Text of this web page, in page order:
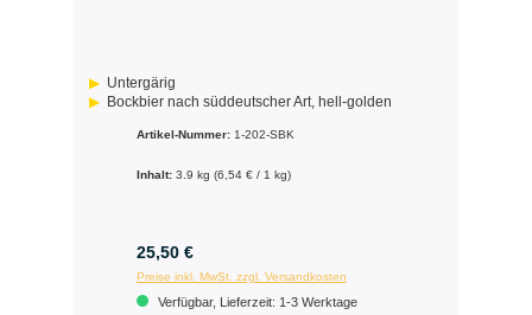
Untergärig
Bockbier nach süddeutscher Art, hell-golden
Artikel-Nummer: 1-202-SBK
Inhalt: 3.9 kg (6,54 € / 1 kg)
25,50 €
Preise inkl. MwSt. zzgl. Versandkosten
Verfügbar, Lieferzeit: 1-3 Werktage